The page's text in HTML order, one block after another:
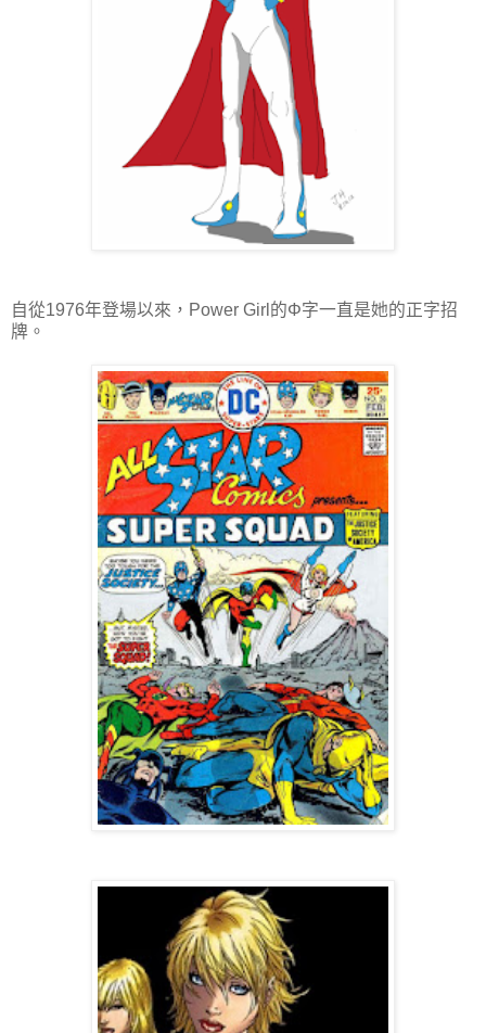
自從1976年登場以來，Power Girl的Φ字一直是她的正字招
牌。